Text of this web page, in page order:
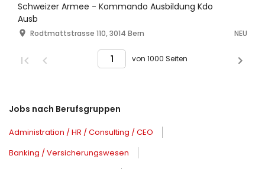
Schweizer Armee - Kommando Ausbildung Kdo
Ausb
Rodtmattstrasse 110, 3014 Bern NEU
von 1000 Seiten
Jobs nach Berufsgruppen
Administration / HR / Consulting / CEO
Banking / Versicherungswesen